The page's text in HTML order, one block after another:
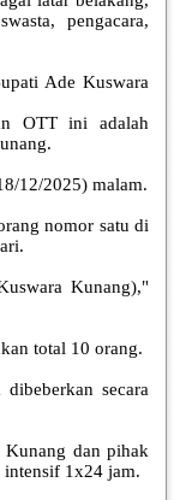
pengacara,
Ade Kuswara
OTT ini adalah
12/2025) malam.
nomor satu di
Kunang),"
total 10 orang.
secara
dan pihak
intensif 1x24 jam.